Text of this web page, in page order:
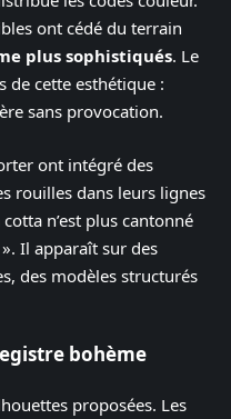
ont cédé du terrain
plus sophistiqués. Le
de cette esthétique :
sans provocation.
ont intégré des
rouilles dans leurs lignes
n’est plus cantonné
Il apparaît sur des
des modèles structurés
bohème
proposées. Les